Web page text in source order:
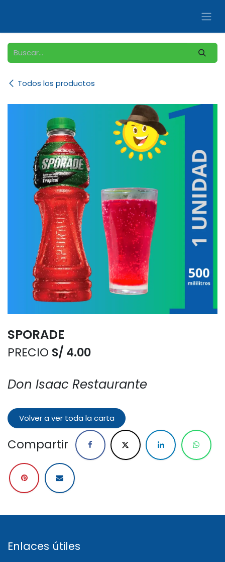
Todos los productos
SPORADE
PRECIO S/ 4.00
Don Isaac Restaurante
Volver a ver toda la carta
Compartir
Enlaces útiles